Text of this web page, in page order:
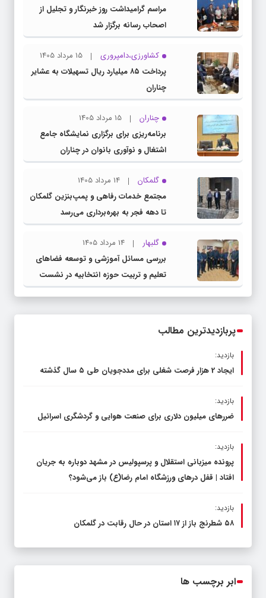
مراسم گرامیداشت روز خبرنگار و تجلیل از
اصحاب رسانه برگزار شد
کشاورزی،دامپروری
15 مرداد 1405
پرداخت ۸۵ میلیارد ریال تسهیلات به عشایر
چناران
چناران
15 مرداد 1405
برنامه‌ریزی برای برگزاری نمایشگاه جامع
اشتغال و نوآوری بانوان در چناران
گلمکان
14 مرداد 1405
مجتمع خدمات رفاهی و پمپ‌بنزین گلمکان
تا دهه فجر به بهره‌برداری می‌رسد
گلبهار
14 مرداد 1405
بررسی مسائل آموزشی و توسعه فضاهای
تعلیم و تربیت حوزه انتخابیه در نشست
مشترک عضو کمیسیون آموزش مجلس با
پربازدیدترین مطالب
بازدید:
ایجاد 2 هزار فرصت شغلی برای مددجویان طی ۵ سال گذشته
بازدید:
ضررهای میلیون دلاری برای صنعت هوایی و گردشگری اسرائیل
بازدید:
پرونده میزبانی استقلال و پرسپولیس در مشهد دوباره به جریان
افتاد | قفل در‌های ورزشگاه امام رضا(ع) باز می‌شود؟
بازدید:
۵۸ شطرنج‌ باز از ۱۷ استان در حال رقابت در گلمکان
ابر برچسب ها